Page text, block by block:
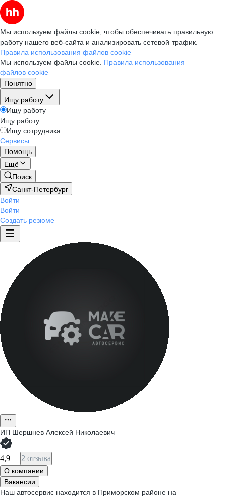
Мы используем файлы cookie, чтобы обеспечивать правильную
работу нашего веб-сайта и анализировать сетевой трафик.
Правила использования файлов cookie
Мы используем файлы cookie. Правила использования
файлов cookie
Понятно
Ищу работу
Ищу работу
Ищу работу
Ищу сотрудника
Сервисы
Помощь
Ещё
Поиск
Санкт-Петербург
Войти
Войти
Создать резюме
ИП Шершнев Алексей Николаевич
4,9 2 отзыва
О компании
Вакансии
Наш автосервис находится в Приморском районе на